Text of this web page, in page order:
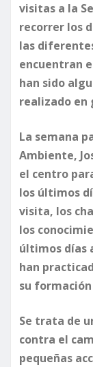
visitas a la
recorrer los
las
encuentran
han sido
realizado en
​La semana
Ambiente,
el centro
los últimos
visita, los
los
últimos días
han
su
Se trata de
contra el
pequeñas